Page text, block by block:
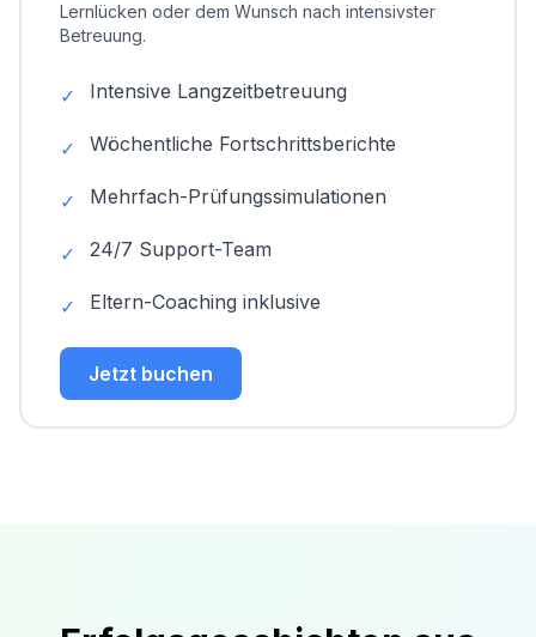
Lernlücken oder dem Wunsch nach intensivster
Betreuung.
✓ Intensive Langzeitbetreuung
✓ Wöchentliche Fortschrittsberichte
✓ Mehrfach-Prüfungssimulationen
✓ 24/7 Support-Team
✓ Eltern-Coaching inklusive
Jetzt buchen